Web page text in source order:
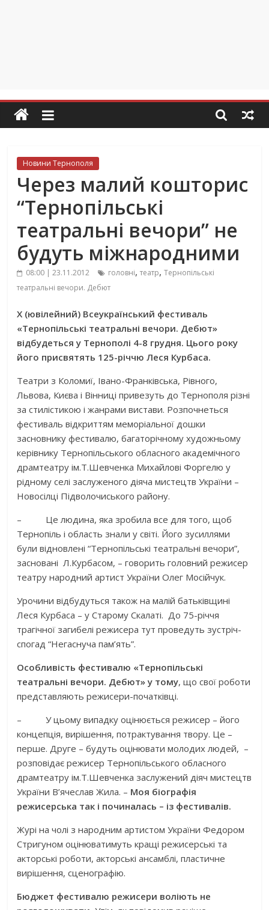
Новини Тернополя
Через малий кошторис
“Тернопільські
театральні вечори” не
будуть міжнародними
08:00 | 23.11.2012 головні,театр,Тернопільські
театральні вечори. Дебют
Х (ювілейний) Всеукраїнський фестиваль
«Тернопільські театральні вечори. Дебют»
відбудеться у Тернополі 4-8 грудня. Цього року
його присвятять 125-річчю Леся Курбаса.
Театри з Коломиї, Івано-Франківська, Рівного,
Львова, Києва і Вінниці привезуть до Тернополя різні
за стилістикою і жанрами вистави. Розпочнеться
фестиваль відкриттям меморіальної дошки
засновнику фестивалю, багаторічному художньому
керівнику Тернопільського обласного академічного
драмтеатру ім.Т.Шевченка Михайлові Форгелю у
рідному селі заслуженого діяча мистецтв України –
Новосілці Підволочиського району.
– Це людина, яка зробила все для того, щоб
Тернопіль і область знали у світі. Його зусиллями
були відновлені “Тернопільські театральні вечори”,
засновані Л.Курбасом, – говорить головний режисер
театру народний артист України Олег Мосійчук.
Урочини відбудуться також на малій батьківщині
Леся Курбаса – у Старому Скалаті. До 75-річчя
трагічної загибелі режисера тут проведуть зустріч-
спогад “Негаснуча пам’ять”.
Особливість фестивалю «Тернопільські
театральні вечори. Дебют» у тому, що свої роботи
представляють режисери-початківці.
– У цьому випадку оцінюється режисер – його
концепція, вирішення, потрактування твору. Це –
перше. Друге – будуть оцінювати молодих людей, –
розповідає режисер Тернопільського обласного
драмтеатру ім.Т.Шевченка заслужений діяч мистецтв
України В’ячеслав Жила. – Моя біографія
режисерська так і починалась – із фестивалів.
Журі на чолі з народним артистом України Федором
Стригуном оцінюватимуть кращі режисерські та
акторські роботи, акторські ансамблі, пластичне
вирішення, сценографію.
Бюджет фестивалю режисери воліють не